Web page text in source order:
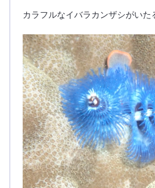
カラフルなイバラカンザシがいた